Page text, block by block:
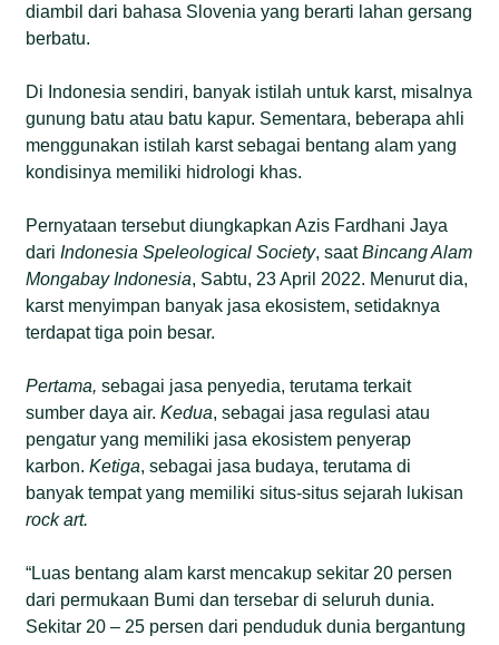
diambil dari bahasa Slovenia yang berarti lahan gersang
berbatu.
Di Indonesia sendiri, banyak istilah untuk karst, misalnya
gunung batu atau batu kapur. Sementara, beberapa ahli
menggunakan istilah karst sebagai bentang alam yang
kondisinya memiliki hidrologi khas.
Pernyataan tersebut diungkapkan Azis Fardhani Jaya
dariIndonesia Speleological Society, saatBincangAlam
MongabayIndonesia, Sabtu, 23 April 2022. Menurut dia,
karst menyimpan banyak jasa ekosistem, setidaknya
terdapat tiga poin besar.
Pertama, sebagai jasa penyedia, terutama terkait
sumber daya air.Kedua, sebagai jasa regulasi atau
pengatur yang memiliki jasa ekosistem penyerap
karbon.Ketiga, sebagai jasa budaya, terutama di
banyak tempat yang memiliki situs-situs sejarah lukisan
rock art.
“Luas bentang alam karst mencakup sekitar 20 persen
dari permukaan Bumi dan tersebar di seluruh dunia.
Sekitar 20 – 25 persen dari penduduk dunia bergantung